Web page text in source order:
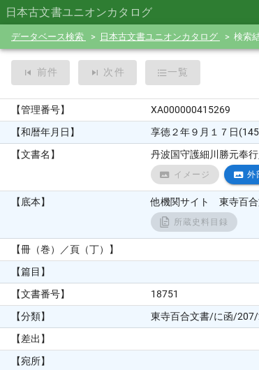
日本古文書ユニオンカタログ
データベース検索 日本古文書ユニオンカタログ 検索
前件 次件 一覧
【管理番号】
XA000000415269
【和暦年月日】
享徳２年９月１７日
【文書名】
丹波国守護細川勝元奉
イメージ 外
【底本】 他機関サイト 東寺百
所蔵史料目録
【冊（巻）／頁（丁）】
【篇目】
【文書番号】
18751
【分類】
東寺百合文書/に函/
【差出】
【宛所】